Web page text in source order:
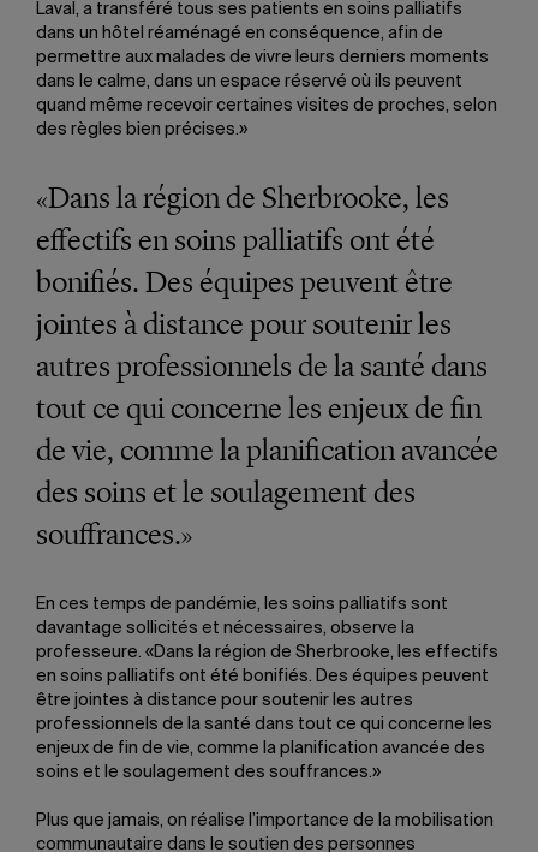
Laval, a transféré tous ses patients en soins palliatifs
dans un hôtel réaménagé en conséquence, afin de
permettre aux malades de vivre leurs derniers moments
dans le calme, dans un espace réservé où ils peuvent
quand même recevoir certaines visites de proches, selon
des règles bien précises.»
«Dans la région de Sherbrooke, les
effectifs en soins palliatifs ont été
bonifiés. Des équipes peuvent être
jointes à distance pour soutenir les
autres professionnels de la santé dans
tout ce qui concerne les enjeux de fin
de vie, comme la planification avancée
des soins et le soulagement des
souffrances.»
En ces temps de pandémie, les soins palliatifs sont
davantage sollicités et nécessaires, observe la
professeure. «Dans la région de Sherbrooke, les effectifs
en soins palliatifs ont été bonifiés. Des équipes peuvent
être jointes à distance pour soutenir les autres
professionnels de la santé dans tout ce qui concerne les
enjeux de fin de vie, comme la planification avancée des
soins et le soulagement des souffrances.»
Plus que jamais, on réalise l’importance de la mobilisation
communautaire dans le soutien des personnes